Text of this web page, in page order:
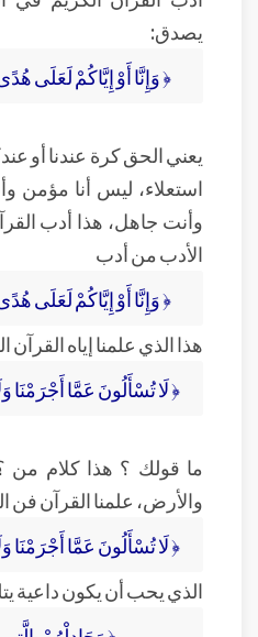
يصدق:
﴿ وَإِنَّا أَوْ إِيَّاكُمْ لَعَلَى
يعني الحق كرة عندنا أو
استعلاء، ليس أنا مؤمن
وأنت جاهل، هذا أدب
الأدب من أدب
﴿ وَإِنَّا أَوْ إِيَّاكُمْ لَعَلَى
هذا الذي علمنا إياه
﴿ لَا تُسْأَلُونَ عَمَّا أَجْرَمْنَا
ما قولك ؟ هذا كلام من
والأرض، علمنا القرآن فن
﴿ لَا تُسْأَلُونَ عَمَّا أَجْرَمْنَا
الذي يحب أن يكون داعية